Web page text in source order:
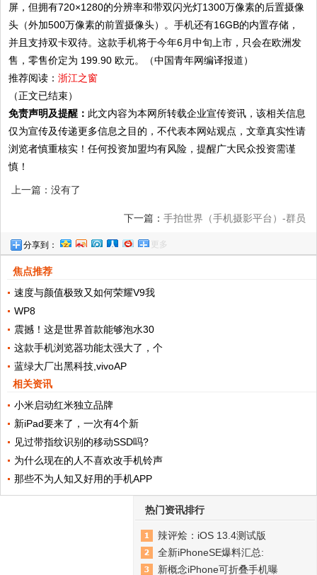
屏，但拥有720×1280的分辨率和带双闪光灯1300万像素的后置摄像
头（外加500万像素的前置摄像头）。手机还有16GB的内置存储，
并且支持双卡双待。这款手机将于今年6月中旬上市，只会在欧洲发
售，零售价定为 199.90 欧元。（中国青年网编译报道）
推荐阅读：浙江之窗
（正文已结束）
免责声明及提醒： 此文内容为本网所转载企业宣传资讯，该相关信息
仅为宣传及传递更多信息之目的，不代表本网站观点，文章真实性请
浏览者慎重核实！任何投资加盟均有风险，提醒广大民众投资需谨
慎！
上一篇：没有了
下一篇： 手拍世界（手机摄影平台）-群员
分享到： 更多
焦点推荐
速度与颜值极致又如何荣耀V9我
WP8
震撼！这是世界首款能够泡水30
这款手机浏览器功能太强大了，个
蓝绿大厂出黑科技,vivoAP
相关资讯
小米启动红米独立品牌
新iPad要来了，一次有4个新
见过带指纹识别的移动SSD吗?
为什么现在的人不喜欢改手机铃声
那些不为人知又好用的手机APP
热门资讯排行
辣评烩：iOS 13.4测试版
全新iPhoneSE爆料汇总:
新概念iPhone可折叠手机曝